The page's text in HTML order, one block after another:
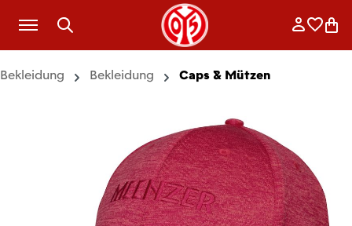
Zum Hauptinhalt springen
Bekleidung Bekleidung Caps & Mützen